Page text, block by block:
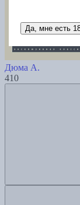
Дюма А.
410
Да, мне есть